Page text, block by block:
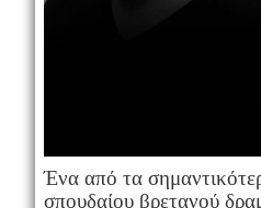
Ένα από τα
σπουδαίου βρετανού